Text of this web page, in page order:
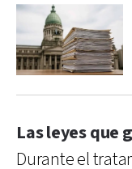
Las leyes que
Durante el